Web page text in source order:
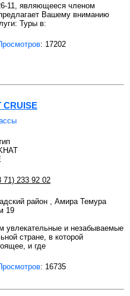
11, являющееся членом
Вашему вниманию
Туры в:
: 17202
CRUISE
71) 233 92 02
район , Амира Темура
19
увлекательные и незабываемые
стране, в которой
и где
: 16735